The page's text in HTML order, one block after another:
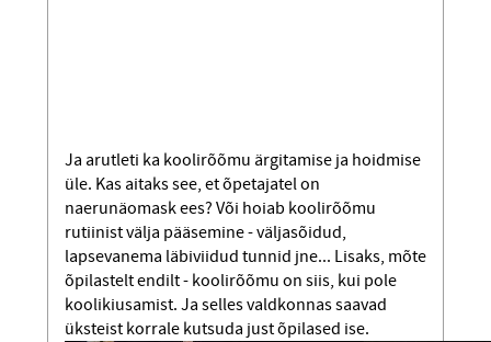
Ja arutleti ka koolirõõmu ärgitamise ja hoidmise
üle. Kas aitaks see, et õpetajatel on
naerunäomask ees? Või hoiab koolirõõmu
rutiinist välja pääsemine - väljasõidud,
lapsevanema läbiviidud tunnid jne... Lisaks, mõte
õpilastelt endilt - koolirõõmu on siis, kui pole
koolikiusamist. Ja selles valdkonnas saavad
üksteist korrale kutsuda just õpilased ise.